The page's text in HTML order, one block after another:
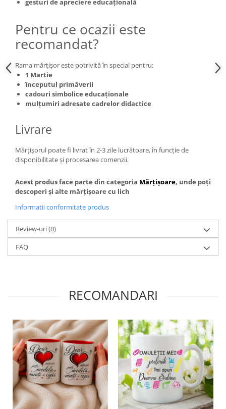
gesturi de apreciere educațională
Pentru ce ocazii este
recomandat?
Rama mărțișor este potrivită în special pentru:
1 Martie
începutul primăverii
cadouri simbolice educaționale
mulțumiri adresate cadrelor didactice
Livrare
Mărțișorul poate fi livrat în 2-3 zile lucrătoare, în funcție de
disponibilitate și procesarea comenzii.
Acest produs face parte din categoria Mărțișoare, unde poți
descoperi și alte mărțișoare cu lich
Informatii conformitate produs
Review-uri(0)
FAQ
RECOMANDARI